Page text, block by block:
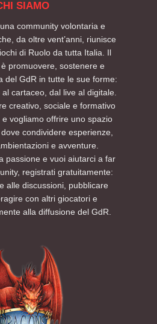
SIAMO
community volontaria e
da oltre vent’anni, riunisce
di Ruolo da tutta Italia. Il
promuovere, sostenere e
del GdR in tutte le sue forme:
cartaceo, dal live al digitale.
creativo, sociale e formativo
vogliamo offrire uno spazio
condividere esperienze,
e avventure.
passione e vuoi aiutarci a far
registrati gratuitamente:
alle discussioni, pubblicare
con altri giocatori e
alla diffusione del GdR.